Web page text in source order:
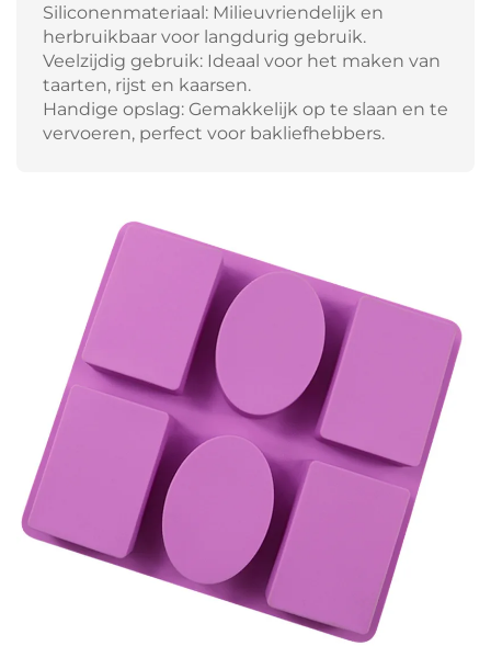
Siliconenmateriaal: Milieuvriendelijk en
herbruikbaar voor langdurig gebruik.
Veelzijdig gebruik: Ideaal voor het maken van
taarten, rijst en kaarsen.
Handige opslag: Gemakkelijk op te slaan en te
vervoeren, perfect voor bakliefhebbers.